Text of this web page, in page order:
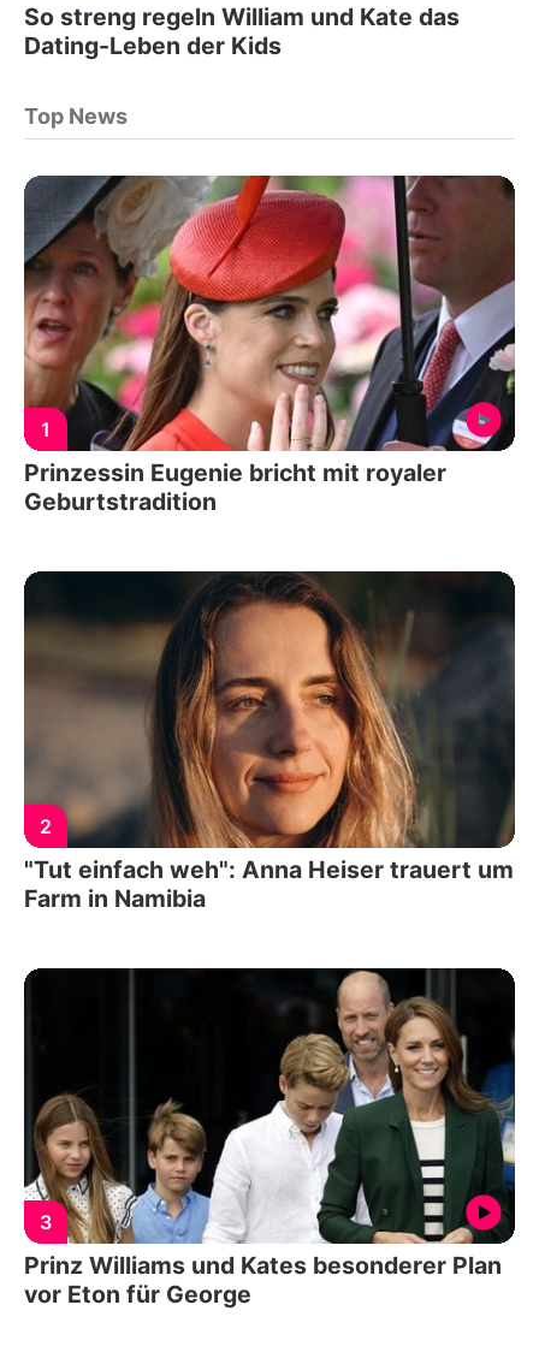
So streng regeln William und Kate das
Dating-Leben der Kids
Top News
1
Prinzessin Eugenie bricht mit royaler
Geburtstradition
2
"Tut einfach weh": Anna Heiser trauert um
Farm in Namibia
3
Prinz Williams und Kates besonderer Plan
vor Eton für George